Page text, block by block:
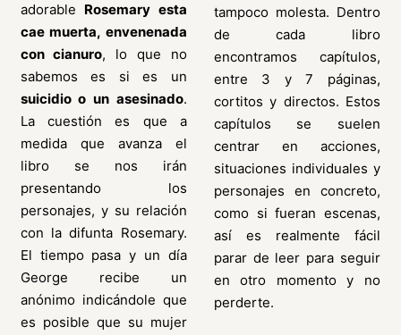
adorable Rosemary esta
cae muerta, envenenada
con cianuro, lo que no
sabemos es si es un
suicidio o un asesinado.
La cuestión es que a
medida que avanza el
libro se nos irán
presentando los
personajes, y su relación
con la difunta Rosemary.
El tiempo pasa y un día
George recibe un
anónimo indicándole que
es posible que su mujer
tampoco molesta. Dentro
de cada libro
encontramos capítulos,
entre 3 y 7 páginas,
cortitos y directos. Estos
capítulos se suelen
centrar en acciones,
situaciones individuales y
personajes en concreto,
como si fueran escenas,
así es realmente fácil
parar de leer para seguir
en otro momento y no
perderte.